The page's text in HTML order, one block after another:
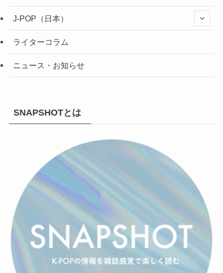
J-POP（日本）
ライターコラム
ニュース・お知らせ
SNAPSHOTとは